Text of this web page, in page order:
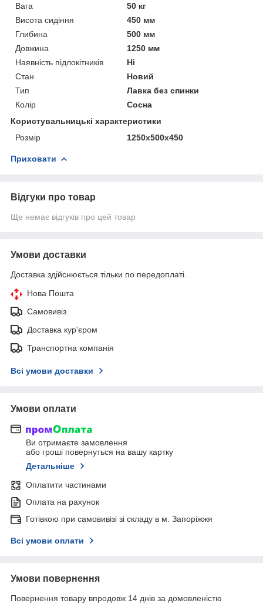
Вага
50 кг
Висота сидіння
450 мм
Глибина
500 мм
Довжина
1250 мм
Наявність підлокітників
Ні
Стан
Новий
Тип
Лавка без спинки
Колір
Сосна
Користувальницькі характеристики
Розмір
1250х500х450
Приховати
Відгуки про товар
Ще немає відгуків про цей товар
Умови доставки
Доставка здійснюється тільки по передоплаті.
Нова Пошта
Самовивіз
Доставка кур'єром
Транспортна компанія
Всі умови доставки
Умови оплати
Ви отримаєте замовлення
або гроші повернуться на вашу картку
Детальніше
Оплатити частинами
Оплата на рахунок
Готівкою при самовивізі зі складу в м. Запоріжжя
Всі умови оплати
Умови повернення
Повернення товару впродовж 14 днів за домовленістю